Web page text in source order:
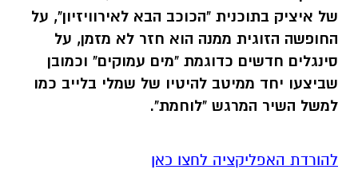
של איציק בתוכנית "הכוכב הבא לאירוויזיון", על
החופשה הזוגית ממנה הוא חזר לא מזמן, על
סינגלים חדשים כדוגמת "מים עמוקים" וכמובן
שביצעו יחד ממיטב להיטיו של שמלי בלייב כמו
למשל השיר המרגש "לוחמת".
להורדת האפליקציה לחצו כאן